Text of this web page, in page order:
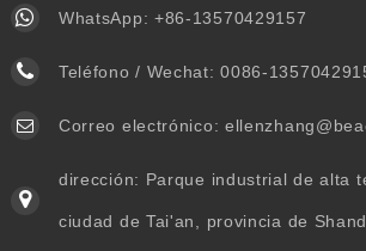
WhatsApp: +86-13570429157
Teléfono / Wechat:0086-
Correo electrónico:
dirección: Parque industrial de alta
ciudad de Tai'an, provincia de